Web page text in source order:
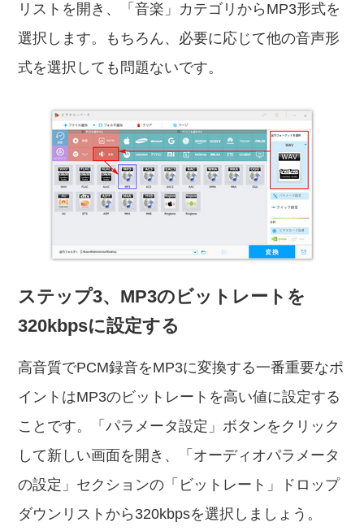
リストを開き、「音楽」カテゴリからMP3形式を
選択します。もちろん、必要に応じて他の音声形
式を選択しても問題ないです。
ステップ3、MP3のビットレートを
320kbpsに設定する
高音質でPCM録音をMP3に変換する一番重要なポ
イントはMP3のビットレートを高い値に設定する
ことです。「パラメータ設定」ボタンをクリック
して新しい画面を開き、「オーディオパラメータ
の設定」セクションの「ビットレート」ドロップ
ダウンリストから320kbpsを選択しましょう。